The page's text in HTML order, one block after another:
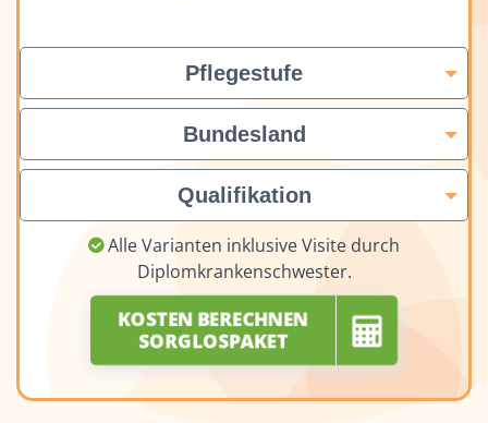
Pflegestufe
Bundesland
Qualifikation
Alle Varianten inklusive Visite durch
Diplomkrankenschwester.
KOSTEN BERECHNEN
SORGLOSPAKET